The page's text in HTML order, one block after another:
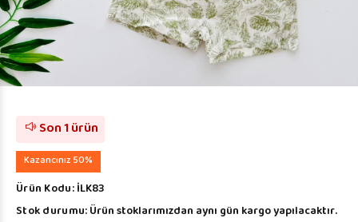
Son 1 ürün
Kazancınız 50%
Ürün Kodu:İLK83
Stok durumu:Ürün stoklarımızdan aynı gün kargo yapılacaktır.